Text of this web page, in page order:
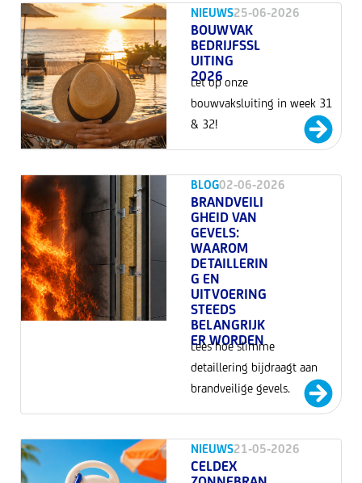
NIEUWS25-06-2026
BOUWVAK
BEDRIJFSSL
UITING
2026
Let op onze
bouwvaksluiting in week 31
& 32!
BLOG02-06-2026
BRANDVEILI
GHEID VAN
GEVELS:
WAAROM
DETAILLERIN
G EN
UITVOERING
STEEDS
BELANGRIJK
ER WORDEN
Lees hoe slimme
detaillering bijdraagt aan
brandveilige gevels.
NIEUWS21-05-2026
CELDEX